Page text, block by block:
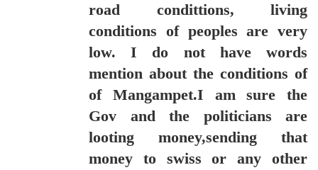
road condittions, living
conditions of peoples are very
low. I do not have words
mention about the conditions of
of Mangampet.I am sure the
Gov and the politicians are
looting money,sending that
money to swiss or any other